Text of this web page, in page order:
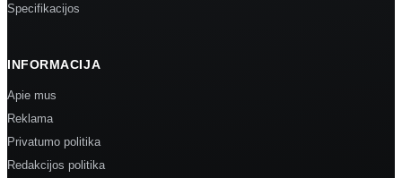
Specifikacijos
INFORMACIJA
Apie mus
Reklama
Privatumo politika
Redakcijos politika